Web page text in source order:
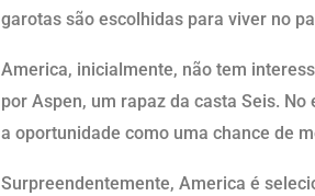
garotas são escolhidas para viver no
America, inicialmente, não tem
por Aspen, um rapaz da casta Seis.
a oportunidade como uma chance de
Surpreendentemente, America é